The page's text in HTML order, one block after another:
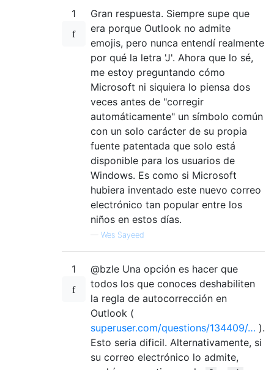
1
Gran respuesta. Siempre supe que
era porque Outlook no admite
emojis, pero nunca entendí realmente
por qué la letra 'J'. Ahora que lo sé,
me estoy preguntando cómo
Microsoft ni siquiera lo piensa dos
veces antes de "corregir
automáticamente" un símbolo común
con un solo carácter de su propia
fuente patentada que solo está
disponible para los usuarios de
Windows. Es como si Microsoft
hubiera inventado este nuevo correo
electrónico tan popular entre los
niños en estos días.
— Wes Sayeed
1
@bzle Una opción es hacer que
todos los que conoces deshabiliten
la regla de autocorrección en
Outlook (
superuser.com/questions/134409/… ).
Esto seria dificil. Alternativamente, si
su correo electrónico lo admite,